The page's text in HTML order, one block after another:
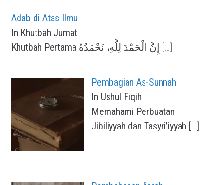
Adab di Atas Ilmu
In Khutbah Jumat
[…]
Pembagian As-Sunnah
In Ushul Fiqih
Memahami Perbuatan
Jibiliyyah dan Tasyri’iyyah […]